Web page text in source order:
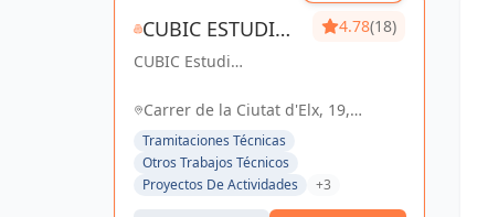
CUBIC ESTUDI
D'ENGINYERIA
S.L.
CUBIC Estudi
14 años brindando
Arquitectura e
Ingeniería con una
trayectoria sólida y
4.78(18)
Carrer de la Ciutat d'Elx, 19,
Barcelona, España, España
Tramitaciones Técnicas
Otros Trabajos Técnicos
Proyectos De Actividades
+3